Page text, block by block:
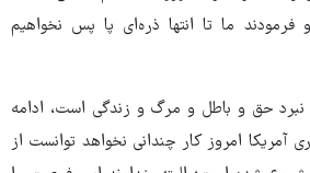
فرمودند ما تا انتها ذره‌ای پا پس نخواهیم
نبرد حق و باطل و مرگ و زندگی است، ادامه
آمریکا امروز کار چندانی نخواهد توانست از